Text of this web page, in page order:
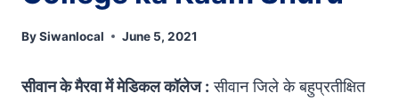
BySiwanlocal June 5, 2021
सीवान के मैरवा में मेडिकल कॉलेज : सीवान जिले के बहुप्रतीक्षित